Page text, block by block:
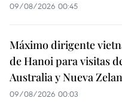
09/08/2026 00:45
Máximo dirigente
de Hanoi para visitas
Australia y Nueva
09/08/2026 00:03